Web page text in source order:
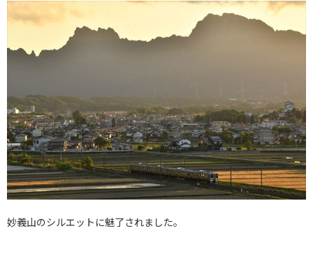
妙義山のシルエットに魅了されました。